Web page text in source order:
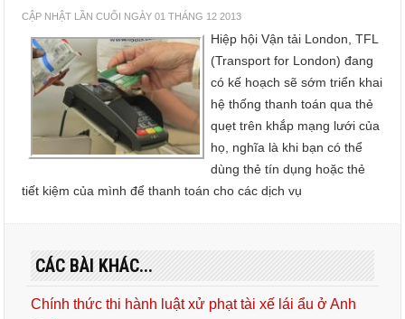
CẬP NHẬT LẦN CUỐI NGÀY 01 THÁNG 12 2013
Hiệp hội Vận tải London, TFL
(Transport for London) đang
có kế hoạch sẽ sớm triển khai
hệ thống thanh toán qua thẻ
quẹt trên khắp mạng lưới của
họ, nghĩa là khi bạn có thể
dùng thẻ tín dụng hoặc thẻ
tiết kiệm của mình để thanh toán cho các dịch vụ
CÁC BÀI KHÁC...
Chính thức thi hành luật xử phạt tài xế lái ẩu ở Anh